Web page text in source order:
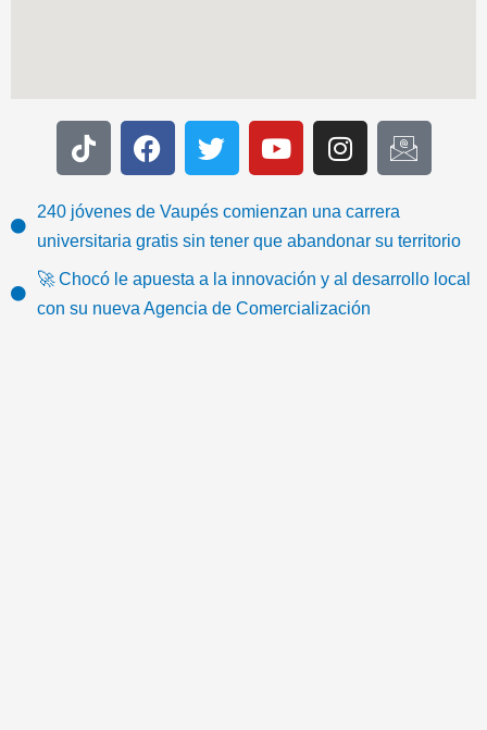
T
i
t
o
k
F
a
e
b
o
o
k
T
w
t
t
e
Y
o
t
u
b
I
n
t
a
g
a
I
c
-
e
240 jóvenes de Vaupés comienzan una carrera
universitaria gratis sin tener que abandonar su territorio
🚀 Chocó le apuesta a la innovación y al desarrollo local
con su nueva Agencia de Comercialización